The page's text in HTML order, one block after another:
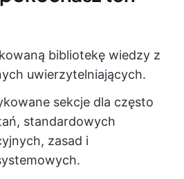
bibliotekę wiedzy z
uwierzytelniających.
sekcje dla często
standardowych
zasad i